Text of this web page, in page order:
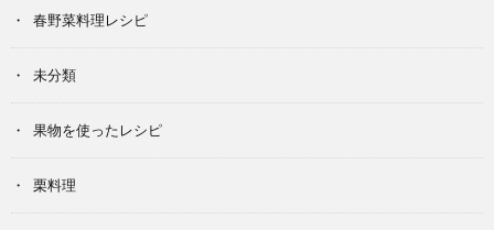
春野菜料理レシピ
未分類
果物を使ったレシピ
栗料理